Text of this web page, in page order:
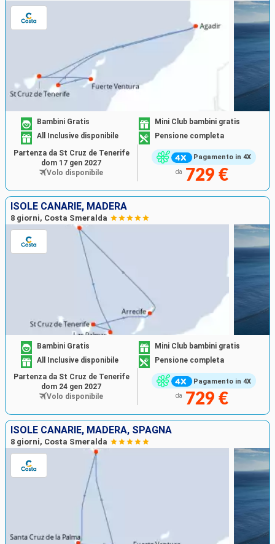
Pagamento in 4X
Bambini Gratis
Mini Club bambini gratis
All Inclusive disponibile
Pensione completa
da 729 €
Partenza da St Cruz de Tenerife
dom 17 gen 2027
Volo disponibile
ISOLE CANARIE, MADERA
8 giorni, Costa Smeralda
Pagamento in 4X
Bambini Gratis
Mini Club bambini gratis
All Inclusive disponibile
Pensione completa
da 729 €
Partenza da St Cruz de Tenerife
dom 24 gen 2027
Volo disponibile
ISOLE CANARIE, MADERA, SPAGNA
8 giorni, Costa Smeralda